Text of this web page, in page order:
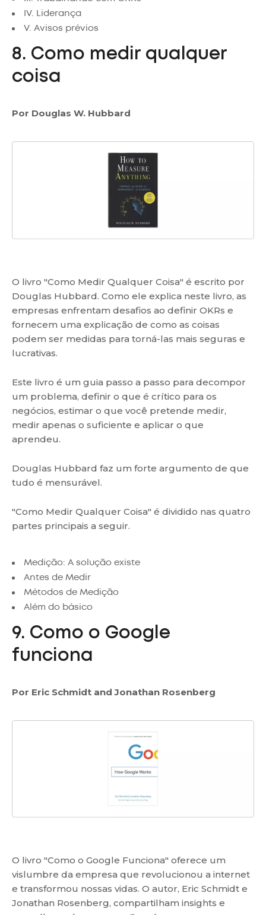
IV. Liderança
V. Avisos prévios
8. Como medir qualquer
coisa
Por Douglas W. Hubbard
O livro "Como Medir Qualquer Coisa" é escrito por
Douglas Hubbard. Como ele explica neste livro, as
empresas enfrentam desafios ao definir OKRs e
fornecem uma explicação de como as coisas
podem ser medidas para torná-las mais seguras e
lucrativas.
Este livro é um guia passo a passo para decompor
um problema, definir o que é crítico para os
negócios, estimar o que você pretende medir,
medir apenas o suficiente e aplicar o que
aprendeu.
Douglas Hubbard faz um forte argumento de que
tudo é mensurável.
"Como Medir Qualquer Coisa" é dividido nas quatro
partes principais a seguir.
Medição: A solução existe
Antes de Medir
Métodos de Medição
Além do básico
9. Como o Google
funciona
Por Eric Schmidt and Jonathan Rosenberg
O livro "Como o Google Funciona" oferece um
vislumbre da empresa que revolucionou a internet
e transformou nossas vidas. O autor, Eric Schmidt e
Jonathan Rosenberg, compartilham insights e